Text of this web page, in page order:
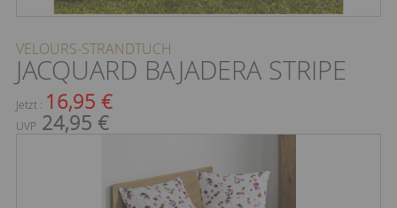
VELOURS-STRANDTUCH
JACQUARD BAJADERA STRIPE
Jetzt : 16,95 €
UVP 24,95 €